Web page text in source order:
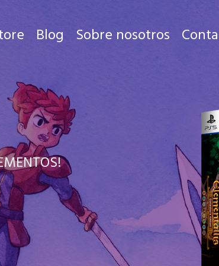
Blog Sobre nosotros
Store
Blog
Sobre nosotros
Contacto